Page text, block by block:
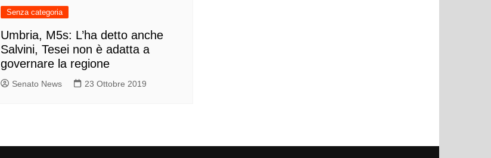
Senza categoria
Umbria, M5s: L’ha detto anche
Salvini, Tesei non è adatta a
governare la regione
Senato News 23 Ottobre 2019